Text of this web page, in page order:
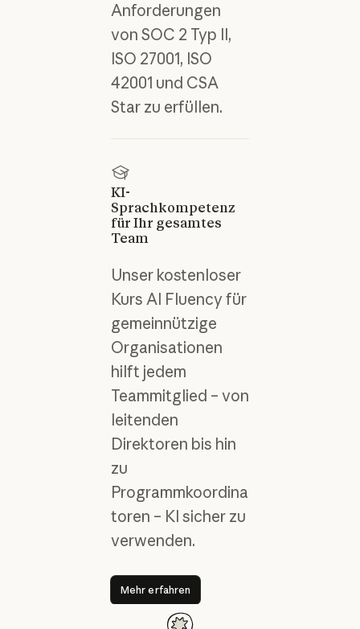
Anforderungen
von SOC 2 Typ II,
ISO 27001, ISO
42001 und CSA
Star zu erfüllen.
KI-
Sprachkompetenz
für Ihr gesamtes
Team
Unser kostenloser
Kurs AI Fluency für
gemeinnützige
Organisationen
hilft jedem
Teammitglied – von
leitenden
Direktoren bis hin
zu
Programmkoordina
toren – KI sicher zu
verwenden.
Mehr erfahren
Mehr erfahren